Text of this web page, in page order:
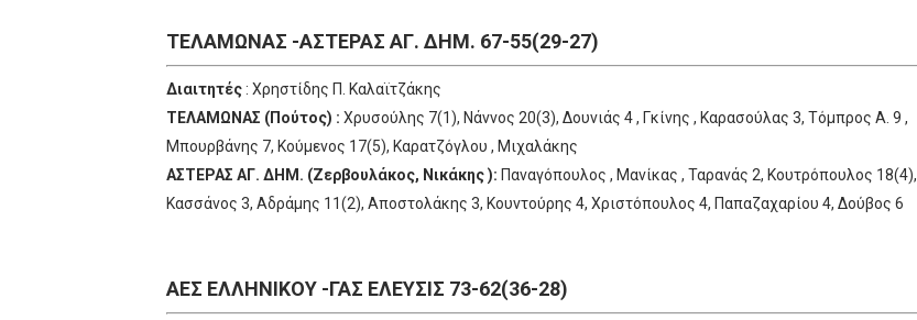
ΤΕΛΑΜΩΝΑΣ -ΑΣΤΕΡΑΣ ΑΓ. ΔΗΜ. 67-55(29-27)
Διαιτητές: Χρηστίδης Π. Καλαϊτζάκης
ΤΕΛΑΜΩΝΑΣ (Πούτος) : Χρυσούλης 7(1), Νάννος 20(3), Δουνιάς 4 , Γκίνης , Καρασούλας 3, Τόμπρος Α. 9 ,
Μπουρβάνης 7, Κούμενος 17(5), Καρατζόγλου , Μιχαλάκης
ΑΣΤΕΡΑΣ ΑΓ. ΔΗΜ. (Ζερβουλάκος, Νικάκης ): Παναγόπουλος , Μανίκας , Ταρανάς 2, Κουτρόπουλος 18(4),
Κασσάνος 3, Αδράμης 11(2), Αποστολάκης 3, Κουντούρης 4, Χριστόπουλος 4, Παπαζαχαρίου 4, Δούβος 6
AEΣ ΕΛΛΗΝΙΚΟΥ -ΓΑΣ ΕΛΕΥΣΙΣ 73-62(36-28)